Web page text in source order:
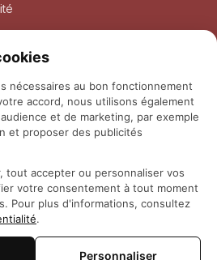
posées
nécessaires au bon fonctionnement
accord, nous utilisons également
et de marketing, par exemple
et proposer des publicités
tout accepter ou personnaliser vos
votre consentement à tout moment
Pour plus d'informations, consultez
.
Personnaliser